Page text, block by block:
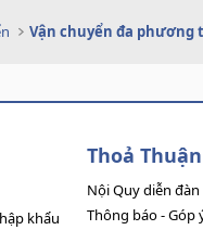
Vận chuyển đa phương
khẩu
Thoả Thuận
Nội Quy diễn đàn
Thông báo - Góp